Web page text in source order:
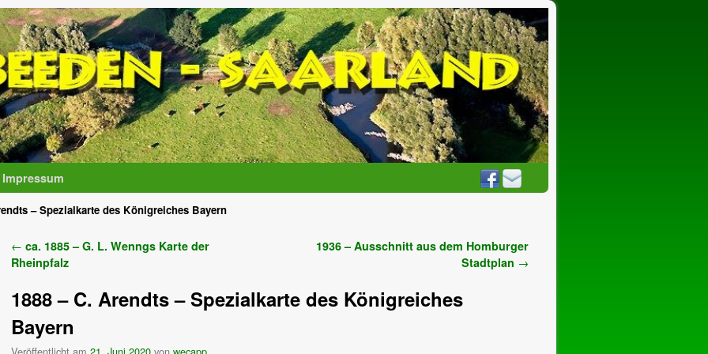
Impressum
– Spezialkarte des Königreiches Bayern
Artikelnavigation
← ca. 1885 – G. L. Wenngs Karte der
Rheinpfalz
1936 – Ausschnitt aus dem Homburger
Stadtplan →
1888 – C. Arendts – Spezialkarte des Königreiches
Bayern